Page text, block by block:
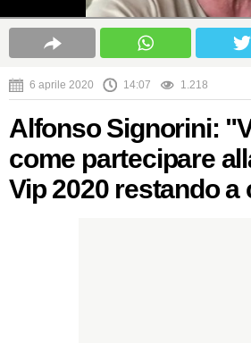
6 aprile 2020 14:07 1.218
Alfonso Signorini:
come partecipare
Vip 2020 restando a